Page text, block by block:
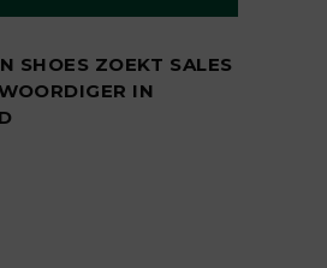
SHOES ZOEKT SALES
IN